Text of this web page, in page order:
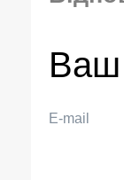
Ваш
E-mail